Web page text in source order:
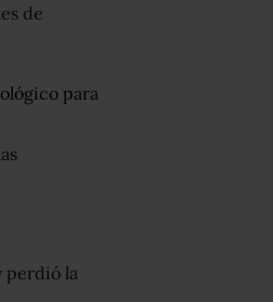
de
para
perdió la